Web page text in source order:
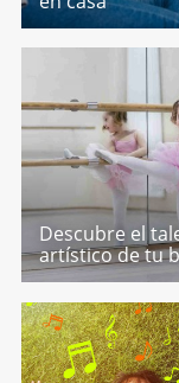
Descubre el
artístico de tu